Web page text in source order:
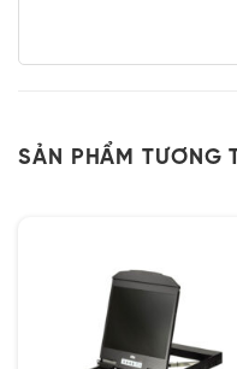
SẢN PHẨM TƯƠNG